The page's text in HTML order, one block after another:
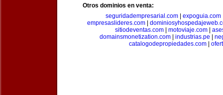
Otros dominios en venta:
seguridadempresarial.com
expoguia.com
empresaslideres.com|
sitiodeventas.com
motoviaje.com
domainsmonetization.com| industrias.pe
catalogodepropiedades.com